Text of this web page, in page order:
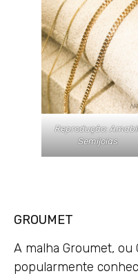
Reprodução:
Semijoias
GROUMET
A malha Groumet, ou
popularmente